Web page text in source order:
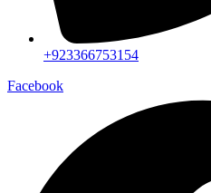
+923366753154
Facebook